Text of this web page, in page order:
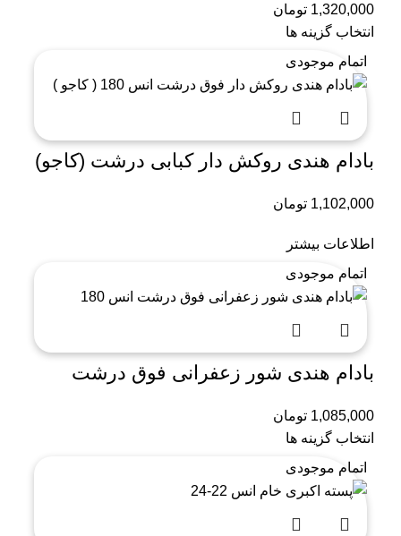
1,320,000 تومان
انتخاب گزینه ها
اتمام موجودی
بادام هندی روکش دار کبابی درشت (کاجو)
1,102,000 تومان
اطلاعات بیشتر
اتمام موجودی
بادام هندی شور زعفرانی فوق درشت
1,085,000 تومان
انتخاب گزینه ها
اتمام موجودی